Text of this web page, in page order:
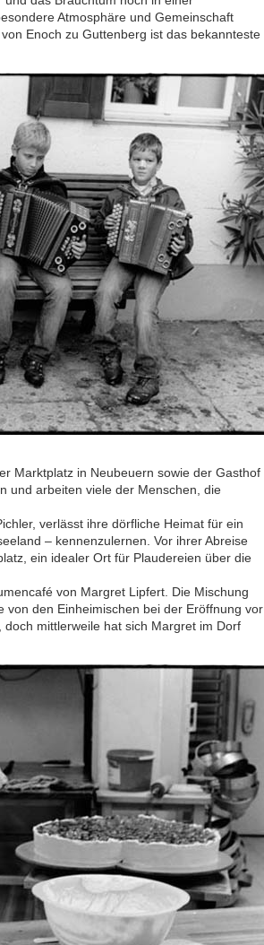
Atmosphäre und Gemeinschaft
Enoch zu Guttenberg ist das bekannteste
Marktplatz in Neubeuern sowie der Gasthof
und arbeiten viele der Menschen, die
verlässt ihre dörfliche Heimat für ein
– kennenzulernen. Vor ihrer Abreise
ein idealer Ort für Plaudereien über die
von Margret Lipfert. Die Mischung
den Einheimischen bei der Eröffnung vor
mittlerweile hat sich Margret im Dorf